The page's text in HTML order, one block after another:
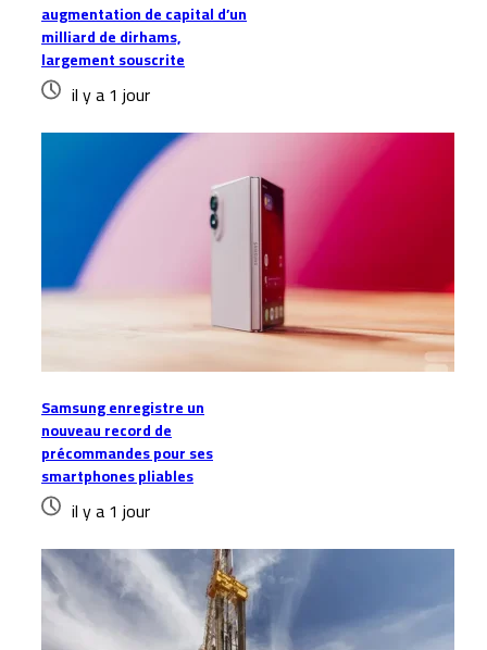
augmentation de capital d’un
milliard de dirhams,
largement souscrite
il y a 1 jour
Samsung enregistre un
nouveau record de
précommandes pour ses
smartphones pliables
il y a 1 jour